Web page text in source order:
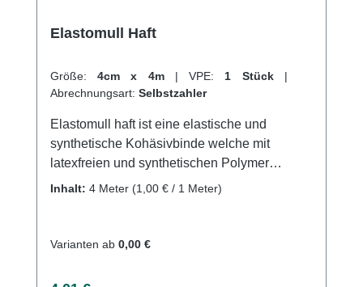
Elastomull Haft
Größe: 4cm x 4m | VPE: 1 Stück |
Abrechnungsart: Selbstzahler
Elastomull haft ist eine elastische und
synthetische Kohäsivbinde welche mit
latexfreien und synthetischen Polymer
beschichtet wird. Mit einer Imprägnierung von
der Wickellagen, was ein faltenfreies und
Inhalt: 4 Meter (1,00 € / 1 Meter)
Varianten ab 0,00 €